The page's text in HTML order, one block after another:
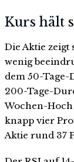
Kurs hält
Die Aktie
wenig
dem 50-
200-Tage-
Wochen-
knapp vier
Aktie rund 37